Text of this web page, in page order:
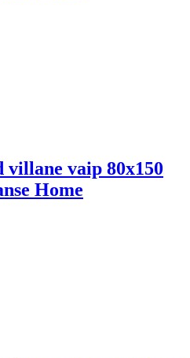
villane vaip 80x150
Home